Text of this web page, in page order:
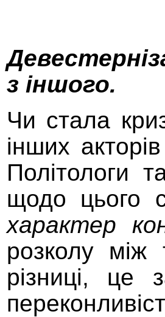
з іншого.
Чи стала
інших
Політологи
щодо цього
характер
розколу між
різниці, це